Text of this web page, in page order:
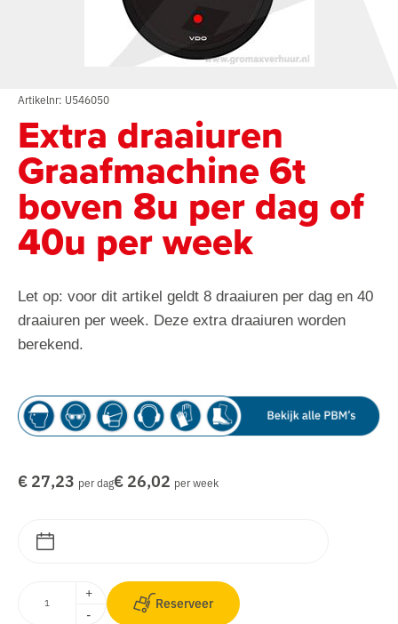
Artikelnr: U546050
Extra draaiuren
Graafmachine 6t
boven 8u per dag of
40u per week
Let op: voor dit artikel geldt 8 draaiuren per dag en 40
draaiuren per week. Deze extra draaiuren worden
berekend.
€ 27,23 per dag€ 26,02 per week
+
-
Reserveer